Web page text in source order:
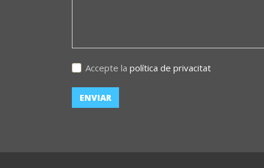
Accepte la política de privacitat